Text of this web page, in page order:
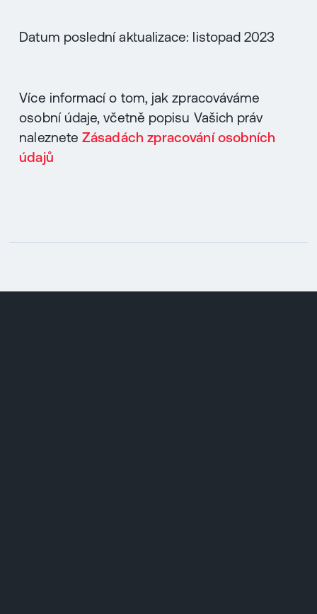
Datum poslední aktualizace: listopad 2023
Více informací o tom, jak zpracováváme
osobní údaje, včetně popisu Vašich práv
nalezneteZásadách zpracování osobních
údajů